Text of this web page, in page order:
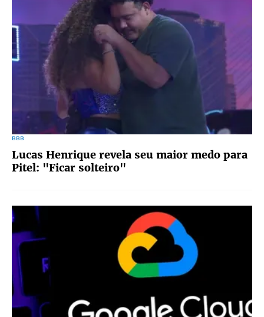
BBB
Lucas Henrique revela seu maior medo para
Pitel: "Ficar solteiro"